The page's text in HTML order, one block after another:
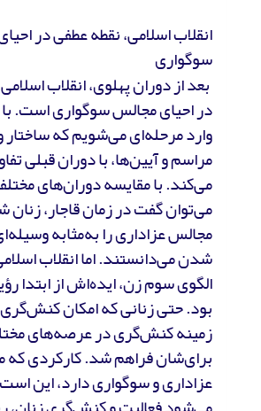
انقلاب اسلامی، نقطه عطفی در
سوگواری
بعد از دوران پهلوی، انقلاب
در احیای مجالس سوگواری است. با
وارد مرحله‌ای می‌شویم که ساختار
مراسم و آیین‌ها، با دوران قبلی
می‌کند. با مقایسه دوران‌های
می‌توان گفت در زمان قاجار،
مجالس عزاداری را به‌مثابه
شدن‌ می‌دانستند. اما انقلاب
الگوی سوم زن، ایده‌اش از ابتدا
بود. حتی زنانی که امکان
زمینه کنش‌گری در عرصه‌های
برای‌شان فراهم شد. کارکردی که
عزاداری و سوگواری دارد، این